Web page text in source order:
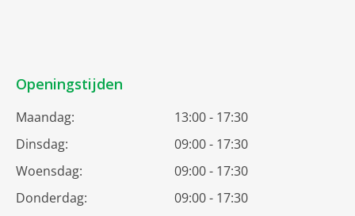
Openingstijden
Maandag:
13:00 - 17:30
Dinsdag:
09:00 - 17:30
Woensdag:
09:00 - 17:30
Donderdag:
09:00 - 17:30